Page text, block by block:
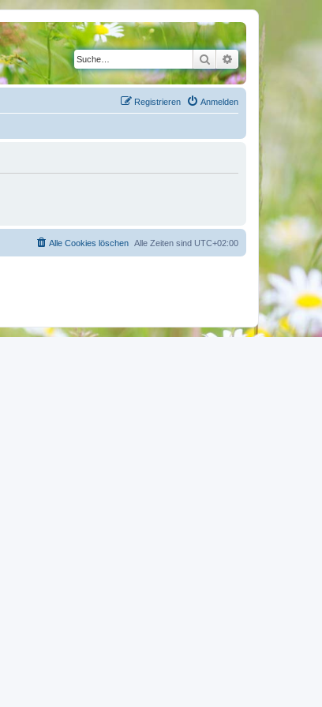
SucheErweiterte Suche
Anmelden
Registrieren
Alle Zeiten sind UTC+02:00
Alle Cookies löschen